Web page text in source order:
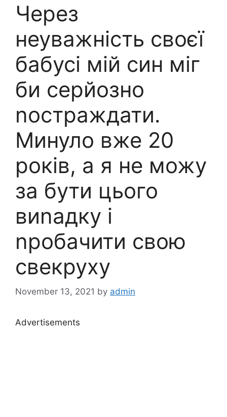
Через
неуважність своєї
бабусі мій син міг
би серйозно
nостраждати.
Минуло вже 20
років, а я не можу
за бути цього
виnадку і
nробачити свою
свекруху
November 13, 2021 by admin
Advertisements